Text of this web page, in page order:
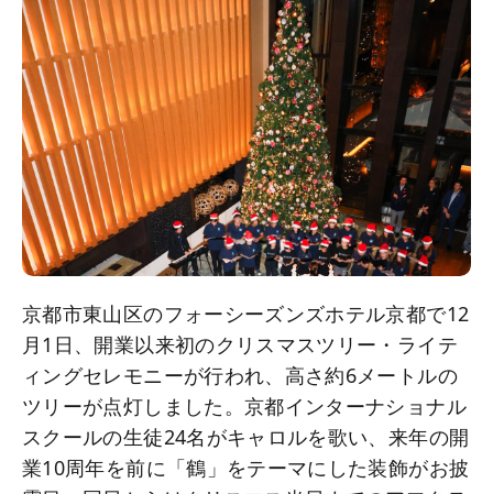
京都市東山区のフォーシーズンズホテル京都で12
月1日、開業以来初のクリスマスツリー・ライテ
ィングセレモニーが行われ、高さ約6メートルの
ツリーが点灯しました。京都インターナショナル
スクールの生徒24名がキャロルを歌い、来年の開
業10周年を前に「鶴」をテーマにした装飾がお披